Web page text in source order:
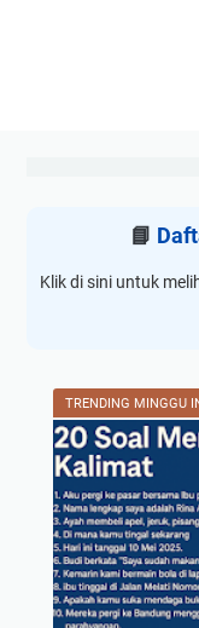
📘
Klik di sini untuk
TRENDING MINGGU